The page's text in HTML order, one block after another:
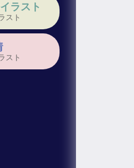
ラスト
スト
スト